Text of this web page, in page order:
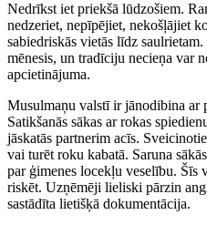
Nedrīkst iet priekšā lūdzošiem.
nedzeriet, nepīpējiet, nekošļājiet
sabiedriskās vietās līdz
mēnesis, un tradīciju necieņa var
apcietinājuma.
Musulmaņu valstī ir jānodibina ar
Satikšanās sākas ar rokas
jāskatās partnerim acīs.
vai turēt roku kabatā. Saruna
par ģimenes locekļu veselību. Šīs
riskēt. Uzņēmēji lieliski pārzin
sastādīta lietišķā dokumentācija.